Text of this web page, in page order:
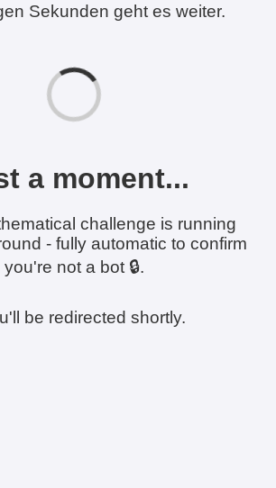
Sekunden geht es weiter.
a moment...
challenge is running
- fully automatic to confirm
you're not a bot 🔒.
be redirected shortly.